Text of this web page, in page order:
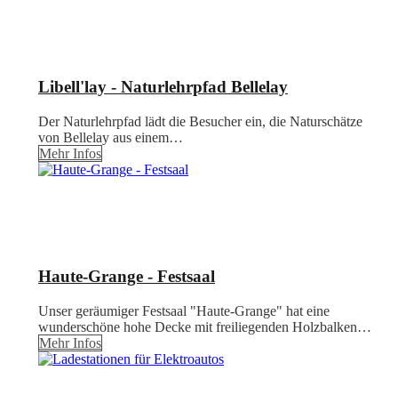
Libell'lay - Naturlehrpfad Bellelay
Der Naturlehrpfad lädt die Besucher ein, die Naturschätze
von Bellelay aus einem…
Mehr Infos
Haute-Grange - Festsaal
Unser geräumiger Festsaal "Haute-Grange" hat eine
wunderschöne hohe Decke mit freiliegenden Holzbalken…
Mehr Infos